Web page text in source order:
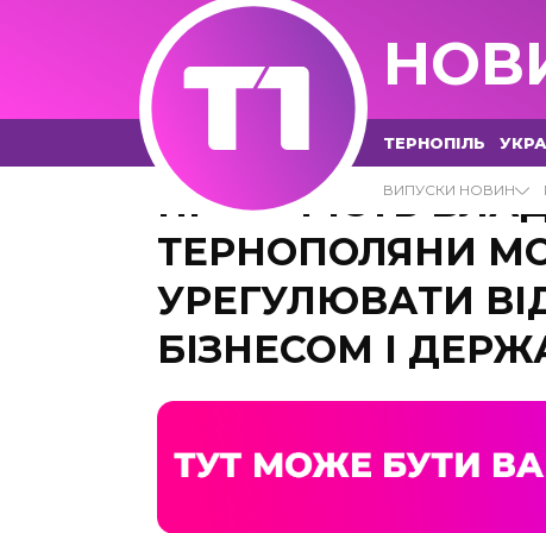
ТЕРНОПІЛЬ
ВИПУСКИ НОВИН
ПРОЗОРІСТЬ
ТЕРНОПОЛЯНИ
УРЕГУЛЮВАТИ
БІЗНЕСОМ І